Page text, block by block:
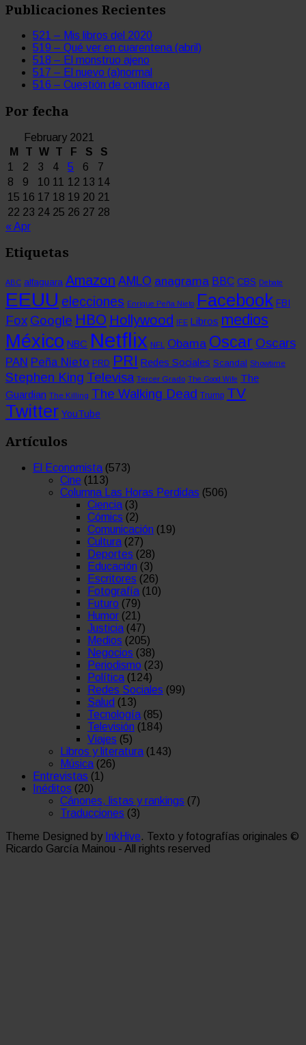
Publicaciones Recientes
521 – Mis libros del 2020
519 – Qué ver en cuarentena (abril)
518 – El monstruo ajeno
517 – El nuevo (a)normal
516 – Cuestión de confianza
Por fecha
February 2021
M
T W T F S
S
1
2 3 4 5 6
7
8
9 10 11 12 13 14
15 16 17 18 19 20 21
22 23 24 25 26 27 28
« Apr
Etiquetas
ABC alfaguara Amazon AMLO anagrama BBC CBS Debate
EEUU elecciones Enrique Peña Nieto Facebook FBI
Fox Google HBO Hollywood IFE Libros medios
México NBC Netflix NFL Obama Oscar Oscars
PAN Peña Nieto PRD PRI Redes Sociales Scandal Showtime
Stephen King Televisa Tercer Grado The Good Wife The
Guardian The Killing The Walking Dead Trump TV
Twitter YouTube
Artículos
El Economista (573)
Cine (113)
Columna Las Horas Perdidas (506)
Ciencia (3)
Cómics (2)
Comunicación (19)
Cultura (27)
Deportes (28)
Educación (3)
Escritores (26)
Fotografía (10)
Futuro (79)
Humor (21)
Justicia (47)
Medios (205)
Negocios (38)
Periodismo (23)
Política (124)
Redes Sociales (99)
Salud (13)
Tecnología (85)
Televisión (184)
Viajes (5)
Libros y literatura (143)
Música (26)
Entrevistas (1)
Inéditos (20)
Cánones, listas y rankings (7)
Traducciones (3)
Theme Designed by InkHive. Texto y fotografías originales ©
Ricardo García Mainou - All rights reserved